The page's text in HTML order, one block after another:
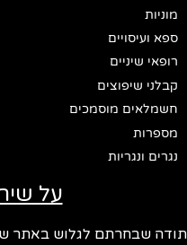
מוניות
ספא ועיסויים
רופאי שיניים
קבלני שיפוצים
חשמלאים מוסמכים
מספרות
נגרים ונגריות
על
תודה שבחרתם לגלוש באתר